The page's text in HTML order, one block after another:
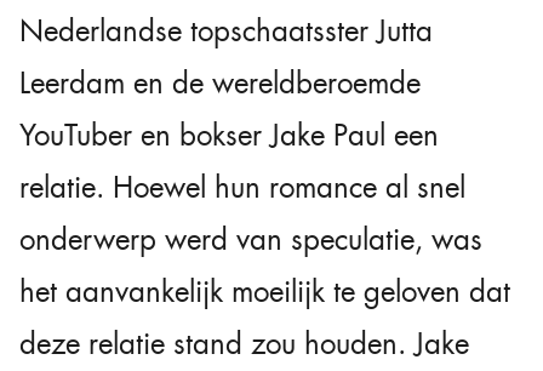
Nederlandse topschaatsster Jutta
Leerdam en de wereldberoemde
YouTuber en bokser Jake Paul een
relatie. Hoewel hun romance al snel
onderwerp werd van speculatie, was
het aanvankelijk moeilijk te geloven dat
deze relatie stand zou houden. Jake